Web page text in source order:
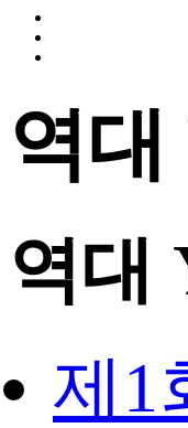
역
역대
제1